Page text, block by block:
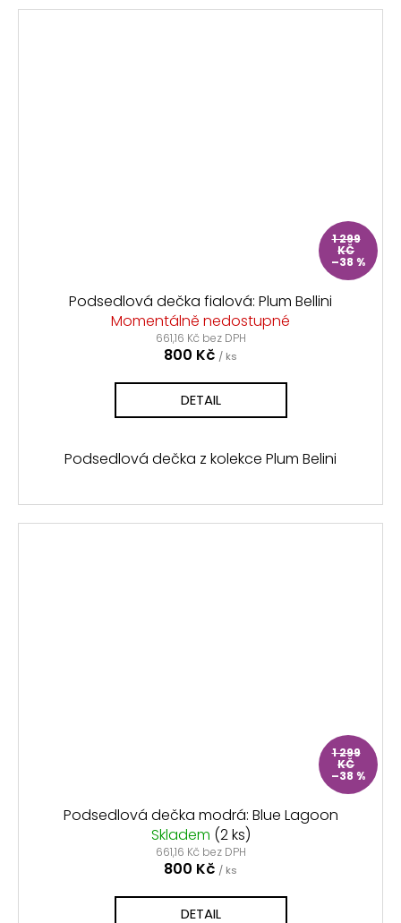
1 299
KČ
–38 %
Podsedlová dečka fialová: Plum Bellini
Momentálně nedostupné
661,16 Kč bez DPH
800 Kč / ks
DETAIL
Podsedlová dečka z kolekce Plum Belini
1 299
KČ
–38 %
Podsedlová dečka modrá: Blue Lagoon
Skladem (2 ks)
661,16 Kč bez DPH
800 Kč / ks
DETAIL